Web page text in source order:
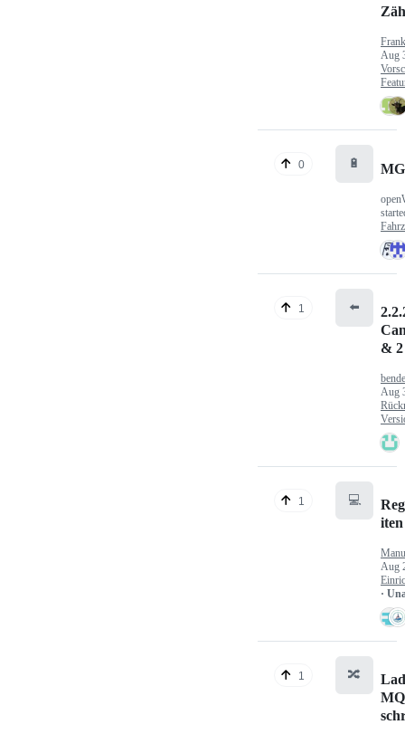
Aug
0 🔋
1 ⬅️
& 2
Aug
1 💻
iten
Aug
·
1 🔀